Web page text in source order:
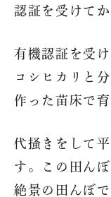
認証を受けて
有機認証を受
コシヒカリと
作った苗床で育
代掻きをして
す。この田ん
絶景の田んぼで